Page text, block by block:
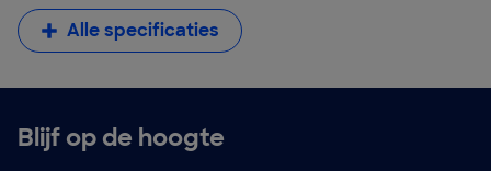
Alle specificaties
Blijf op de hoogte